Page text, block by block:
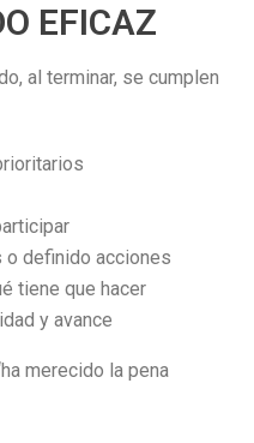
EFICAZ
al terminar, se cumplen
o definido acciones
tiene que hacer
y avance
merecido la pena